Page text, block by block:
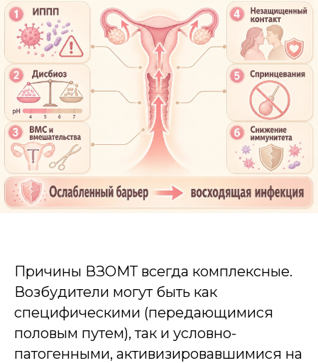
Причины ВЗОМТ всегда комплексные.
Возбудители могут быть как
специфическими (передающимися
половым путем), так и условно-
патогенными, активизировавшимися на